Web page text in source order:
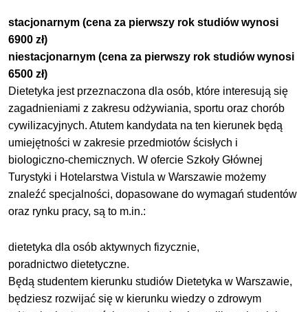
stacjonarnym (cena za pierwszy rok studiów wynosi
6900 zł)
niestacjonarnym (cena za pierwszy rok studiów wynosi
6500 zł)
Dietetyka jest przeznaczona dla osób, które interesują się
zagadnieniami z zakresu odżywiania, sportu oraz chorób
cywilizacyjnych. Atutem kandydata na ten kierunek będą
umiejętności w zakresie przedmiotów ścisłych i
biologiczno-chemicznych. W ofercie Szkoły Głównej
Turystyki i Hotelarstwa Vistula w Warszawie możemy
znaleźć specjalności, dopasowane do wymagań studentów
oraz rynku pracy, są to m.in.:
dietetyka dla osób aktywnych fizycznie,
poradnictwo dietetyczne.
Będą studentem kierunku studiów Dietetyka w Warszawie,
będziesz rozwijać się w kierunku wiedzy o zdrowym